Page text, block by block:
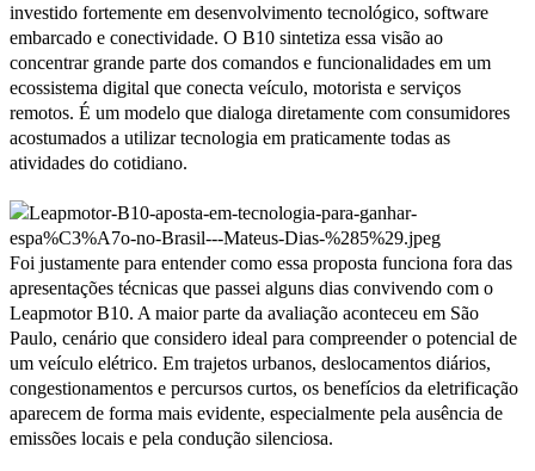
investido fortemente em desenvolvimento tecnológico, software
embarcado e conectividade. O B10 sintetiza essa visão ao
concentrar grande parte dos comandos e funcionalidades em um
ecossistema digital que conecta veículo, motorista e serviços
remotos. É um modelo que dialoga diretamente com consumidores
acostumados a utilizar tecnologia em praticamente todas as
atividades do cotidiano.
Foi justamente para entender como essa proposta funciona fora das
apresentações técnicas que passei alguns dias convivendo com o
Leapmotor B10. A maior parte da avaliação aconteceu em São
Paulo, cenário que considero ideal para compreender o potencial de
um veículo elétrico. Em trajetos urbanos, deslocamentos diários,
congestionamentos e percursos curtos, os benefícios da eletrificação
aparecem de forma mais evidente, especialmente pela ausência de
emissões locais e pela condução silenciosa.